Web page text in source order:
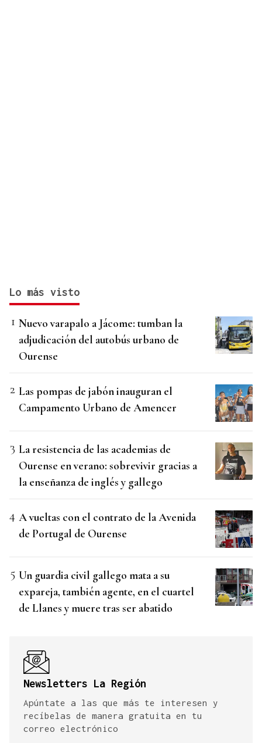
Lo más visto
Nuevo varapalo a Jácome: tumban la
adjudicación del autobús urbano de
Ourense
Las pompas de jabón inauguran el
Campamento Urbano de Amencer
La resistencia de las academias de
Ourense en verano: sobrevivir gracias a
la enseñanza de inglés y gallego
A vueltas con el contrato de la Avenida
de Portugal de Ourense
Un guardia civil gallego mata a su
expareja, también agente, en el cuartel
de Llanes y muere tras ser abatido
Newsletters La Región
Apúntate a las que más te interesen y
recíbelas de manera gratuita en tu
correo electrónico